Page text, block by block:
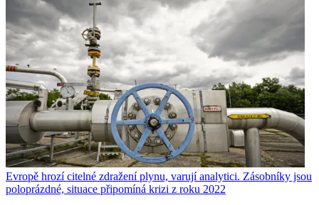
Evropě hrozí citelné zdražení plynu, varují analytici. Zásobníky jsou
poloprázdné, situace připomíná krizi z roku 2022